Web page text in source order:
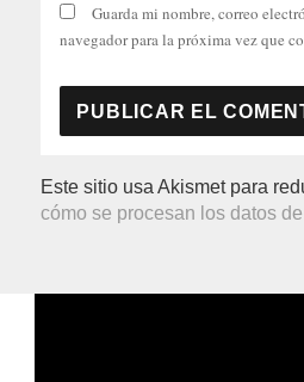
Guarda mi nombre, correo
navegador para la próxima vez que
Este sitio usa Akismet para
cómo se procesan los datos